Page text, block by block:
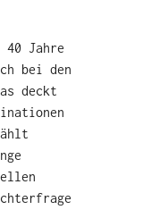
40 Jahre
bei den
deckt